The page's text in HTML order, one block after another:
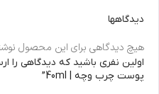
دیدگاهها
هیچ دیدگاهی برای این محصول
اولین نفری باشید که دیدگاهی را
پوست چرب وچه | 40ml”